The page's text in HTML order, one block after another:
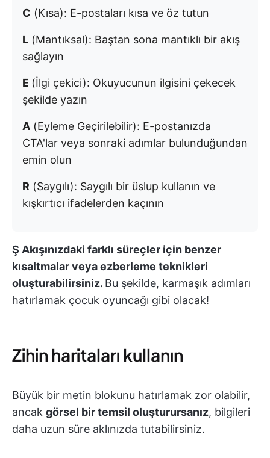
C (Kısa): E-postaları kısa ve öz tutun
L (Mantıksal): Baştan sona mantıklı bir akış
sağlayın
E (İlgi çekici): Okuyucunun ilgisini çekecek
şekilde yazın
A (Eyleme Geçirilebilir): E-postanızda
CTA'lar veya sonraki adımlar bulunduğundan
emin olun
R (Saygılı): Saygılı bir üslup kullanın ve
kışkırtıcı ifadelerden kaçının
Ş Akışınızdaki farklı süreçler için benzer
kısaltmalar veya ezberleme teknikleri
oluşturabilirsiniz. Bu şekilde, karmaşık adımları
hatırlamak çocuk oyuncağı gibi olacak!
Zihin haritaları kullanın
Büyük bir metin blokunu hatırlamak zor olabilir,
ancak görsel bir temsil oluşturursanız, bilgileri
daha uzun süre aklınızda tutabilirsiniz.